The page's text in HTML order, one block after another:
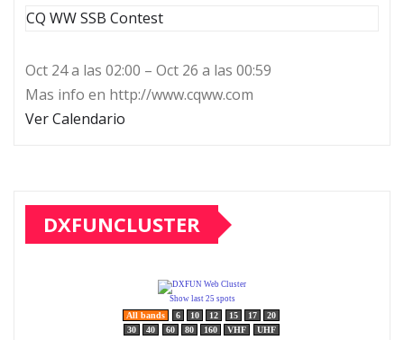
CQ WW SSB Contest
Oct 24 a las 02:00 – Oct 26 a las 00:59
Mas info en http://www.cqww.com
Ver Calendario
DXFUNCLUSTER